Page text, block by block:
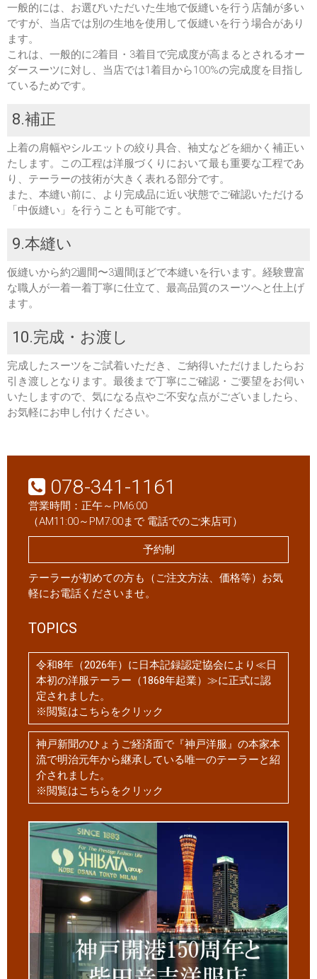
一般的には、お選びいただいた生地で仮縫いを行う店舗が多い
ですが、当店では別の生地を使用して仮縫いを行う場合があり
ます。
これは、一般的に2着目・3着目で完成度が高まるとされるオー
ダースーツに対し、当店では1着目から100%の完成度を目指し
ているためです。
8.補正
上着の肩幅やシルエットの絞り具合、袖丈などを細かく補正い
たします。この工程は洋服づくりにおいて最も重要な工程であ
り、テーラーの技術が大きく表れる部分です。
また、本縫い前に、より完成品に近い状態でご確認いただける
「中仮縫い」を行うことも可能です。
9.本縫い
仮縫いから約2週間〜3週間ほどで本縫いを行います。経験豊富
な職人が一着一着丁寧に仕立て、最高品質のスーツへと仕上げ
ます。
10.完成・お渡し
完成したスーツをご試着いただき、ご納得いただけましたらお
引き渡しとなります。最後まで丁寧にご確認・ご要望をお伺い
いたしますので、気になる点やご不安な点がございましたら、
お気軽にお申し付けください。
078-341-1161
営業時間：正午～PM6:00
（AM11:00～PM7:00まで 電話でのご来店可）
予約制
テーラーが初めての方も（ご注文方法、価格等）お気
軽にお電話くださいませ。
TOPICS
令和8年（2026年）に日本記録認定協会により≪日
本初の洋服テーラー（1868年起業）≫に正式に認
定されました。
※閲覧はこちらをクリック
神戸新聞のひょうご経済面で『神戸洋服』の本家本
流で明治元年から継承している唯一のテーラーと紹
介されました。
※閲覧はこちらをクリック